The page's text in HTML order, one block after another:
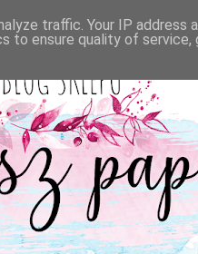
traffic. Your IP address
to ensure quality of service,